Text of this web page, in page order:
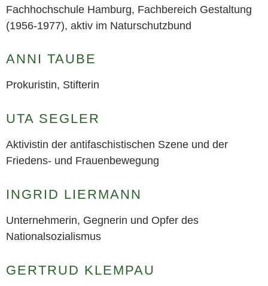
Fachhochschule Hamburg, Fachbereich Gestaltung
(1956-1977), aktiv im Naturschutzbund
ANNI TAUBE
Prokuristin, Stifterin
UTA SEGLER
Aktivistin der antifaschistischen Szene und der
Friedens- und Frauenbewegung
INGRID LIERMANN
Unternehmerin, Gegnerin und Opfer des
Nationalsozialismus
GERTRUD KLEMPAU